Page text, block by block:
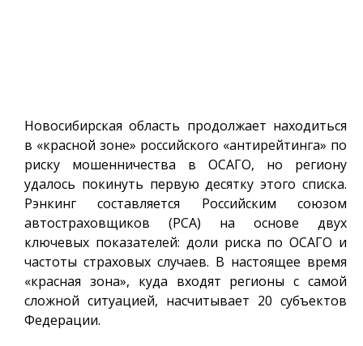
Новосибирская область продолжает находиться
в «красной зоне» российского «антирейтинга» по
риску мошенничества в ОСАГО, но региону
удалось покинуть первую десятку этого списка.
Рэнкинг составляется Российским союзом
автостраховщиков (РСА) на основе двух
ключевых показателей: доли риска по ОСАГО и
частоты страховых случаев. В настоящее время
«красная зона», куда входят регионы с самой
сложной ситуацией, насчитывает 20 субъектов
Федерации.